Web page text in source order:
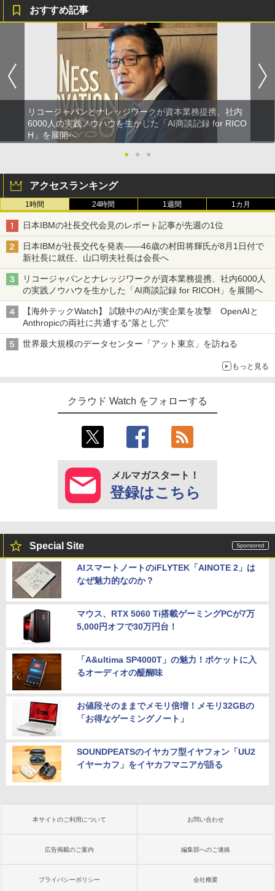
おすすめ記事
リコージャパンとナレッジワークが資本業務提携、社内
6000人の実践ノウハウを生かした「AI商談記録 for RICO
H」を展開へ
●
● ●
アクセスランキング
1時間 24時間 1週間 1カ月
日本IBMの社長交代会見のレポート記事が先週の1位
日本IBMが社長交代を発表――46歳の村田将輝氏が8月1日付で
新社長に就任、山口明夫社長は会長へ
リコージャパンとナレッジワークが資本業務提携、社内6000人
の実践ノウハウを生かした「AI商談記録 for RICOH」を展開へ
【海外テックWatch】 試験中のAIが実企業を攻撃 OpenAIと
Anthropicの両社に共通する“落とし穴”
世界最大規模のデータセンター「アット東京」を訪ねる
もっと見る
クラウド Watch をフォローする
メルマガスタート！
登録はこちら
Special Site
AIスマートノートのiFLYTEK「AINOTE 2」は
なぜ魅力的なのか？
マウス、RTX 5060 Ti搭載ゲーミングPCが7万
5,000円オフで30万円台！
「A&ultima SP4000T」の魅力！ポケットに入
るオーディオの醍醐味
お値段そのままでメモリ倍増！メモリ32GBの
「お得なゲーミングノート」
SOUNDPEATSのイヤカフ型イヤフォン「UU2
イヤーカフ」をイヤカフマニアが語る
本サイトのご利用について お問い合わせ
広告掲載のご案内 編集部へのご連絡
プライバシーポリシー 会社概要